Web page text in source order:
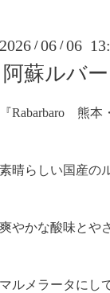
2026 /06 /06
阿蘇ルバ
『Rabarbaro 熊本
素晴らしい国産の
爽やかな酸味とや
マルメラータにし